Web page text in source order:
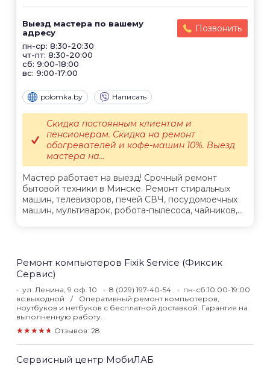
Выезд мастера по вашему
адресу
пн-ср: 8:30-20:30
чт-пт: 8:30-20:00
сб: 9:00-18:00
вс: 9:00-17:00
Позвонить
polomka.by Написать
Мастер работает на выезд! Срочный ремонт
бытовой техники в Минске. Ремонт стиральных
машин, телевизоров, печей СВЧ, посудомоечных
машин, мультиварок, робота-пылесоса, чайников,...
Скидка постоянным клиентам и
пенсионерам. Скидка на ремонт
обогревателей и кофе-машин 10%. Выезд
мастера на...
Ремонт компьютеров Fixik Service (Фиксик
Сервис)
ул. Ленина, 9 оф. 10 8 (029) 197-40-54
пн-сб:10:00-19:00
вс:выходной
Оперативный ремонт компьютеров,
ноутбуков и нетбуков с бесплатной доставкой. Гарантия на
выполненную работу.
★★★★★ Отзывов: 28
Сервисный центр МобиЛАБ